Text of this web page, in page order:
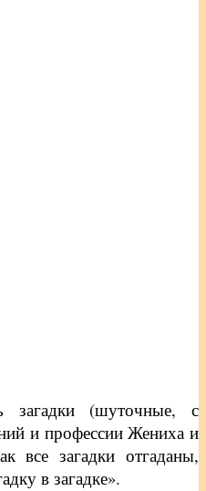
загадки (шуточные, с
и профессии Жениха и
все загадки отгаданы,
в загадке».